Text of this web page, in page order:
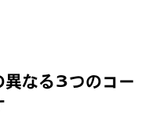
異なる3つのコー